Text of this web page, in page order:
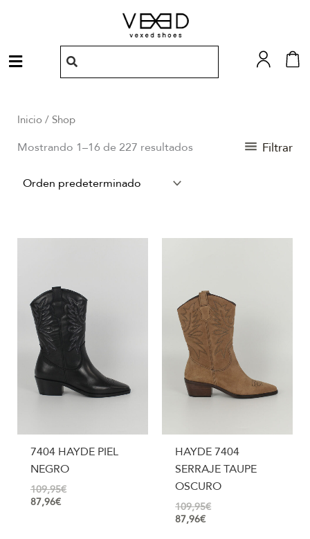
Menú
Inicio/ Shop
Mostrando 1–16 de 227 resultados Filtrar
7404 HAYDE PIEL
NEGRO
109,95€
87,96€
HAYDE 7404
SERRAJE TAUPE
OSCURO
109,95€
87,96€